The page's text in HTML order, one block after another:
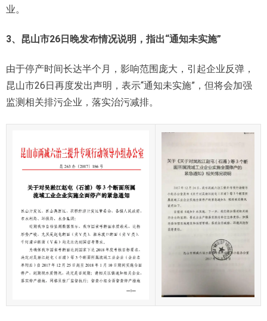
业。
3、 昆山市26日晚发布情况说明，指出“通知未实施”
由于停产时间长达半个月，影响范围庞大，引起企业反弹，
昆山市26日再度发出声明，表示“通知未实施”，但将会加强
监测相关排污企业，落实治污减排。